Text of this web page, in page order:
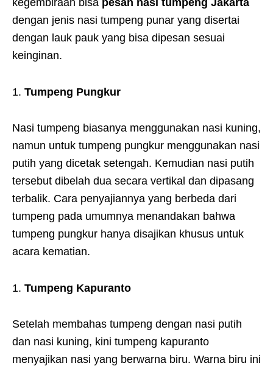
dengan jenis nasi tumpeng punar yang disertai
dengan lauk pauk yang bisa dipesan sesuai
keinginan.
Tumpeng Pungkur
Nasi tumpeng biasanya menggunakan nasi kuning,
namun untuk tumpeng pungkur menggunakan nasi
putih yang dicetak setengah. Kemudian nasi putih
tersebut dibelah dua secara vertikal dan dipasang
terbalik. Cara penyajiannya yang berbeda dari
tumpeng pada umumnya menandakan bahwa
tumpeng pungkur hanya disajikan khusus untuk
acara kematian.
Tumpeng Kapuranto
Setelah membahas tumpeng dengan nasi putih
dan nasi kuning, kini tumpeng kapuranto
menyajikan nasi yang berwarna biru. Warna biru ini